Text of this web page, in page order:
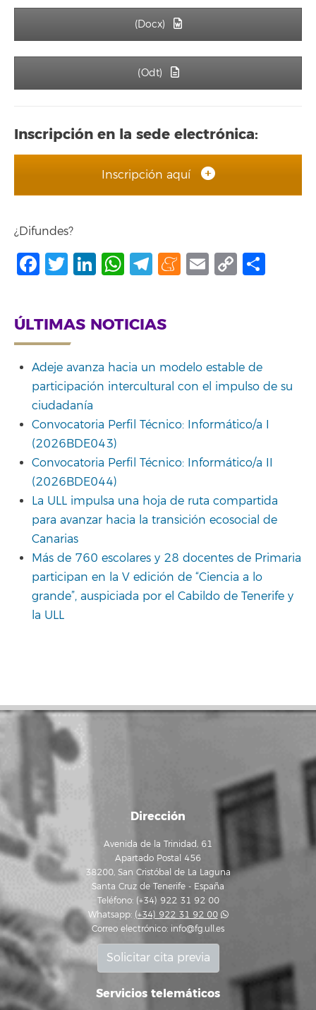
(Docx)
(Odt)
Inscripción en la sede electrónica:
Inscripción aquí
¿Difundes?
Facebook
Twitter
LinkedIn
WhatsApp
Telegram
Meneame
Email
Copy
ÚLTIMAS NOTICIAS
Adeje avanza hacia un modelo estable de
participación intercultural con el impulso de su
ciudadanía
Convocatoria Perfil Técnico: Informático/a I
(2026BDE043)
Convocatoria Perfil Técnico: Informático/a II
(2026BDE044)
La ULL impulsa una hoja de ruta compartida
para avanzar hacia la transición ecosocial de
Canarias
Más de 760 escolares y 28 docentes de Primaria
participan en la V edición de “Ciencia a lo
grande”, auspiciada por el Cabildo de Tenerife y
la ULL
Dirección
Avenida de la Trinidad, 61
Apartado Postal 456
38200, San Cristóbal de La Laguna
Santa Cruz de Tenerife - España
Teléfono: (+34) 922 31 92 00
Whatsapp: (+34) 922 31 92 00
Correo electrónico: info@fg.ull.es
Solicitar cita previa
Servicios telemáticos